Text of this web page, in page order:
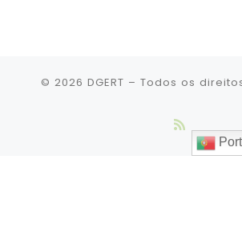
© 2026 DGERT – Todos os